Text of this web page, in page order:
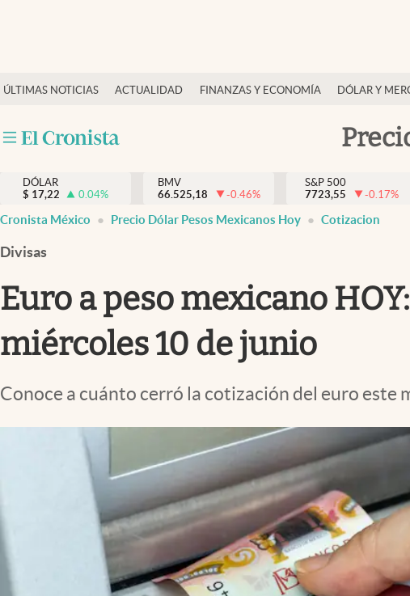
ÚLTIMAS NOTICIAS ACTUALIDAD FINANZAS Y ECONOMÍA DÓLAR Y
Actualidad
Internacionales
Opinión
Brand Strategy
Vida y estilo
Tv
Espiritualidad
DÓLAR
$ 17,22 0.04%
BMV
66.525,18
-0.46%
S&P 500
7723,55
-0.17%
Cronista México Precio Dólar Pesos Mexicanos Hoy Cotizacion
Divisas
Euro a peso mexicano
miércoles 10 de junio
Conoce a cuánto cerró la cotización del euro este